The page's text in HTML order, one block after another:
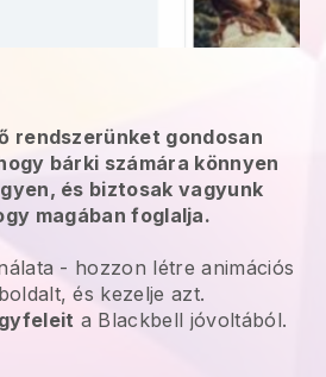
rendszerünket gondosan
bárki számára könnyen
és biztosak vagyunk
magában foglalja.
- hozzon létre animációs
és kezelje azt.
a Blackbell jóvoltából.